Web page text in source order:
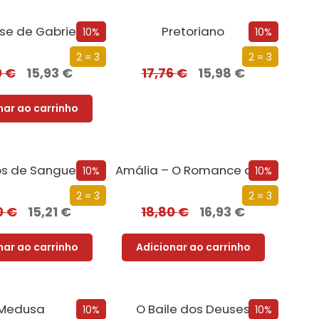
10%
2 = 3
de Gabriel
€ 15,93 €
ao carrinho
10%
2 = 3
Pretoriano
17,76€ 15,98 €
10%
2 = 3
de Sangue
€ 15,21 €
ao carrinho
10%
2 = 3
Amália – O Romance da Sua Vida
18,80€ 16,93 €
Adicionar ao carrinho
10%
10%
O Baile dos Deuses